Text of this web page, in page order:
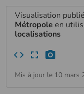
Visualisation
Métropole en
localisations
Mis à jour le 10 mars